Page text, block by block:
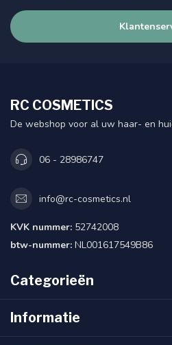
RC COSMETICS
De webshop voor al uw haar- en
06 - 28986747
info@rc-cosmetics.nl
KVK nummer: 52742008
btw-nummer: NL001617549B86
Categorieën
Informatie